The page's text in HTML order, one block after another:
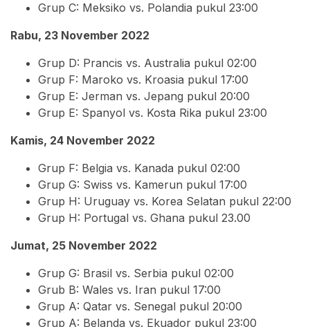
Grup C: Meksiko vs. Polandia pukul 23:00
Rabu, 23 November 2022
Grup D: Prancis vs. Australia pukul 02:00
Grup F: Maroko vs. Kroasia pukul 17:00
Grup E: Jerman vs. Jepang pukul 20:00
Grup E: Spanyol vs. Kosta Rika pukul 23:00
Kamis, 24 November 2022
Grup F: Belgia vs. Kanada pukul 02:00
Grup G: Swiss vs. Kamerun pukul 17:00
Grup H: Uruguay vs. Korea Selatan pukul 22:00
Grup H: Portugal vs. Ghana pukul 23.00
Jumat, 25 November 2022
Grup G: Brasil vs. Serbia pukul 02:00
Grub B: Wales vs. Iran pukul 17:00
Grup A: Qatar vs. Senegal pukul 20:00
Grup A: Belanda vs. Ekuador pukul 23:00